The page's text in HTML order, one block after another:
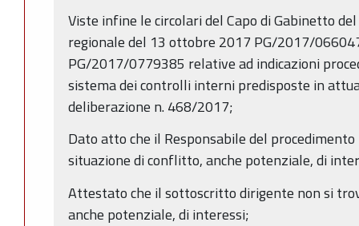
Viste infine le circolari del Capo di Gabinetto
regionale del 13 ottobre 2017 PG/2017/
PG/2017/0779385 relative ad indicazioni
sistema dei controlli interni predisposte in
deliberazione n. 468/2017;
Dato atto che il Responsabile del
situazione di conflitto, anche potenziale, di
Attestato che il sottoscritto dirigente non si
anche potenziale, di interessi;